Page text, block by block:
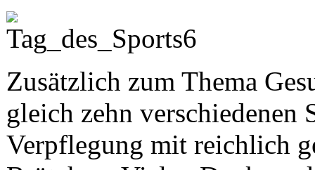
Zusätzlich zum Thema
gleich zehn verschiedenen
Verpflegung mit reichlich